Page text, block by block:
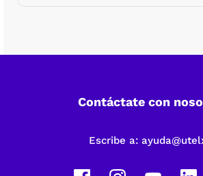
Contáctate con
Escribe a: